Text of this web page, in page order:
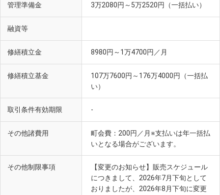
管理準備金 3万2080円～5万2520円（一括払い）
融資等
修繕積立金 8980円～1万4700円／月
修繕積立基金
107万7600円～176万4000円（一括払
い）
取引条件有効期限 -
その他諸費用
町会費：200円／月※支払いは年一括払
いとなる場合がございます。
その他制限事項
【変更のお知らせ】販売スケジュール
につきまして、2026年7月下旬として
おりましたが、2026年8月下旬に変更